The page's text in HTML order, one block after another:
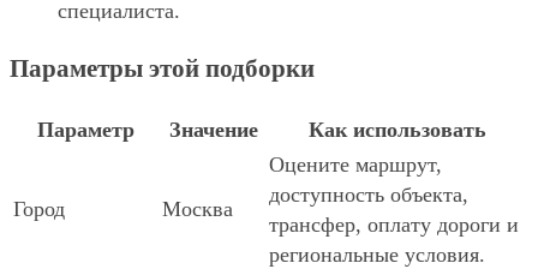
специалиста.
Параметры этой подборки
Параметр Значение Как использовать
Город Москва
Оцените маршрут,
доступность объекта,
трансфер, оплату дороги и
региональные условия.